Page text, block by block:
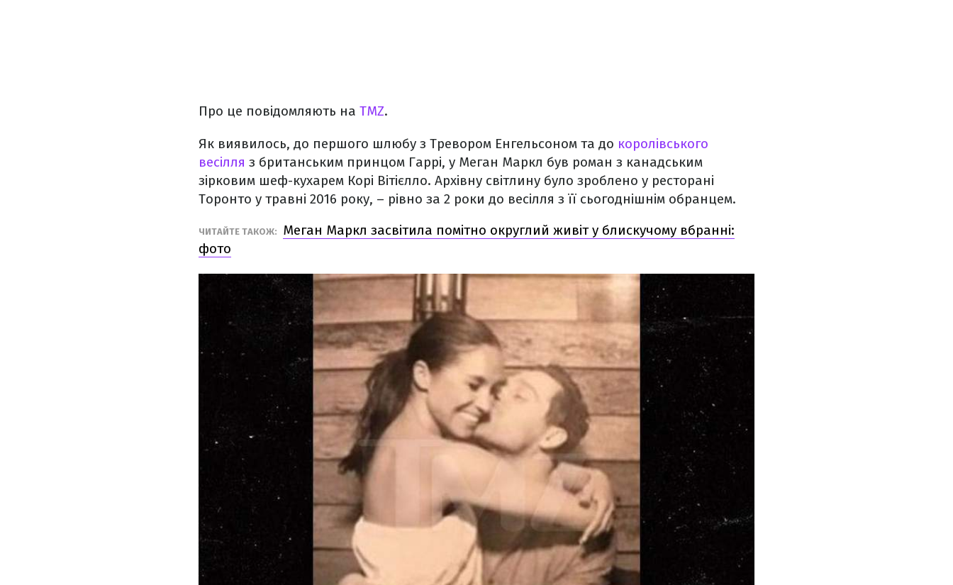
Про це повідомляють на TMZ.
Як виявилось, до першого шлюбу з Тревором Енгельсоном та до королівського
весілля з британським принцом Гаррі, у Меган Маркл був роман з канадським
зірковим шеф-кухарем Корі Вітієлло. Архівну світлину було зроблено у ресторані
Торонто у травні 2016 року, – рівно за 2 роки до весілля з її сьогоднішнім обранцем.
ЧИТАЙТЕ ТАКОЖ:
Меган Маркл засвітила помітно округлий живіт у блискучому вбранні:
фото